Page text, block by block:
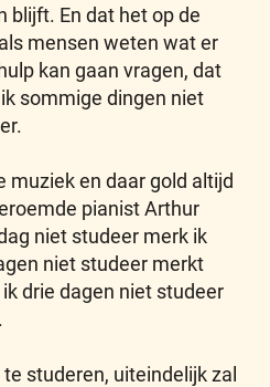
blijft. En dat het op de
mensen weten wat er
kan gaan vragen, dat
sommige dingen niet
muziek en daar gold altijd
pianist Arthur
niet studeer merk ik
niet studeer merkt
drie dagen niet studeer
studeren, uiteindelijk zal